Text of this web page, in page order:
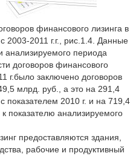
финансового лизинга в
2011 г.г., рис.1.4. Данные
анализируемого периода
договоров финансового
г.было заключено договоров
млрд. руб., а это на 291,4
2010 г. и на 719,4
показателю анализируемого
предоставляются здания,
рабочие и продуктивный